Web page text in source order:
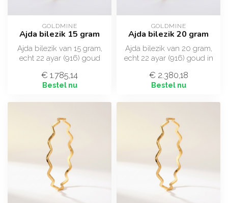
GOLDMINE
Ajda bilezik 15 gram
Ajda bilezik van 15 gram,
echt 22 ayar (916) goud
zigzagpatroo...
€ 1.785,14
Bestel nu
GOLDMINE
Ajda bilezik 20 gram
Ajda bilezik van 20 gram,
echt 22 ayar (916) goud in
€ 2.380,18
Bestel nu